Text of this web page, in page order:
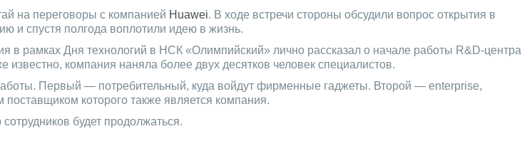
на переговоры с компанией Huawei. В ходе встречи стороны обсудили вопрос открытия в
и спустя полгода воплотили идею в жизнь.
в рамках Дня технологий в НСК «Олимпийский» лично рассказал о начале работы R&D-центра
компания наняла более двух десятков человек специалистов.
Первый — потребительный, куда войдут фирменные гаджеты. Второй — enterprise,
которого также является компания.
будет продолжаться.